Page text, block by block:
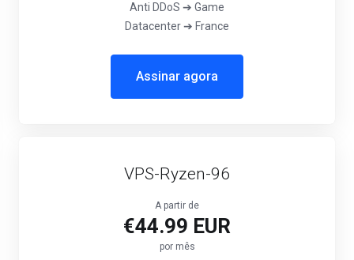
Anti DDoS ➔ Game
Datacenter ➔ France
Assinar agora
VPS-Ryzen-96
A partir de
€44.99 EUR
por mês